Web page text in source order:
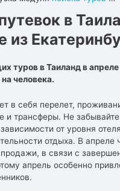
в
из
туров в Таиланд в
человека.
в себя перелет,
и трансферы. Не
от уровня
отдыха. В апреле
в связи с
апрель особенно